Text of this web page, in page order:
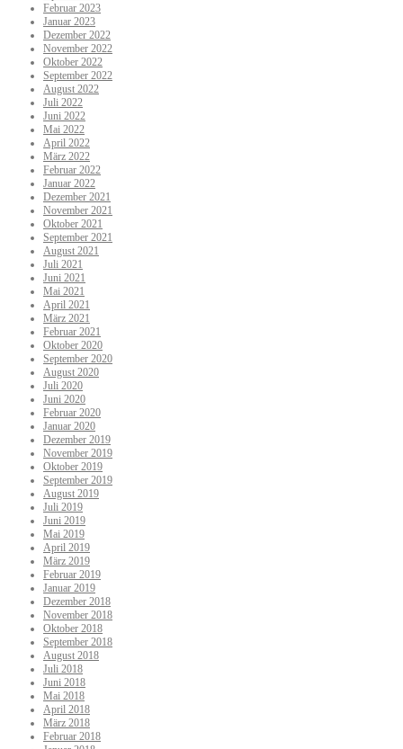
Februar 2023
Januar 2023
Dezember 2022
November 2022
Oktober 2022
September 2022
August 2022
Juli 2022
Juni 2022
Mai 2022
April 2022
März 2022
Februar 2022
Januar 2022
Dezember 2021
November 2021
Oktober 2021
September 2021
August 2021
Juli 2021
Juni 2021
Mai 2021
April 2021
März 2021
Februar 2021
Oktober 2020
September 2020
August 2020
Juli 2020
Juni 2020
Februar 2020
Januar 2020
Dezember 2019
November 2019
Oktober 2019
September 2019
August 2019
Juli 2019
Juni 2019
Mai 2019
April 2019
März 2019
Februar 2019
Januar 2019
Dezember 2018
November 2018
Oktober 2018
September 2018
August 2018
Juli 2018
Juni 2018
Mai 2018
April 2018
März 2018
Februar 2018